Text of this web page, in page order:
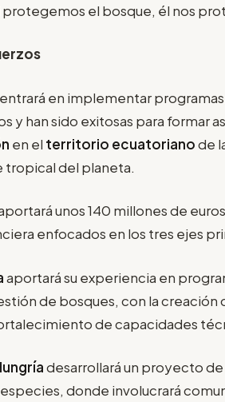
protegemos el bosque, él nos
en implementar
y han sido exitosas para formar
en el territorio ecuatorianode
tropical del planeta.
unos 140 millones de
enfocados en los tres ejes
aportará su experiencia en
de bosques, con la
de capacidades
desarrollará un proyecto
donde involucrará